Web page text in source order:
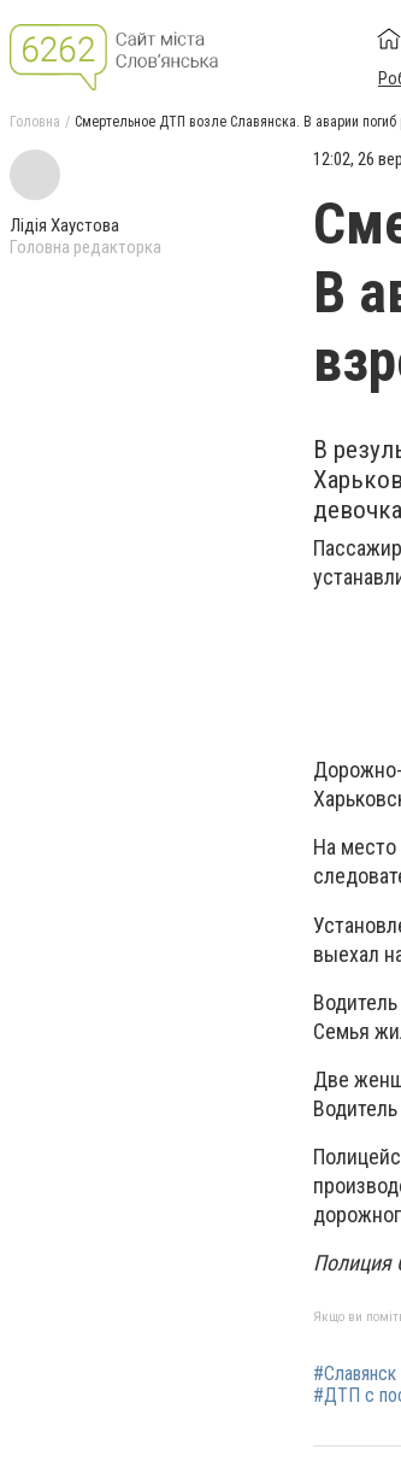
Головна Смертельное ДТП возле Славянска. В аварии
Лідія Хаустова
Головна редакторка
12:02, 26
В
В
На место
выехал
Семья
Две
Полиция
Якщо ви
#Славянск
#ДТП с